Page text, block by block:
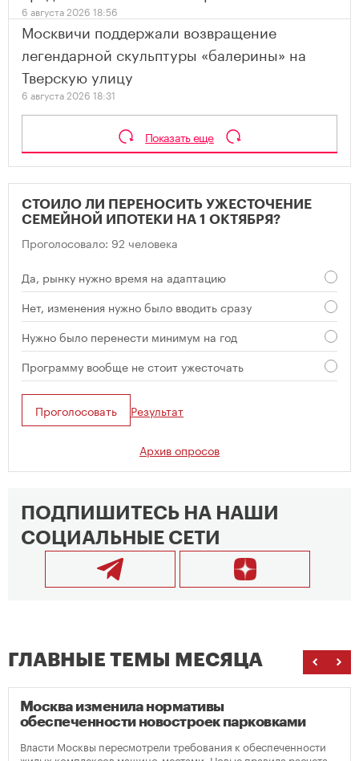
6 августа 2026 18:56
Москвичи поддержали возвращение
легендарной скульптуры «балерины» на
Тверскую улицу
6 августа 2026 18:31
Показать еще
СТОИЛО ЛИ ПЕРЕНОСИТЬ УЖЕСТОЧЕНИЕ
СЕМЕЙНОЙ ИПОТЕКИ НА 1 ОКТЯБРЯ?
Проголосовало: 92 человека
Да, рынку нужно время на адаптацию
Нет, изменения нужно было вводить сразу
Нужно было перенести минимум на год
Программу вообще не стоит ужесточать
Проголосовать Результат
Архив опросов
ПОДПИШИТЕСЬ НА НАШИ
СОЦИАЛЬНЫЕ СЕТИ
ГЛАВНЫЕ ТЕМЫ МЕСЯЦА
Москва изменила нормативы
обеспеченности новостроек парковками
Власти Москвы пересмотрели требования к обеспеченности